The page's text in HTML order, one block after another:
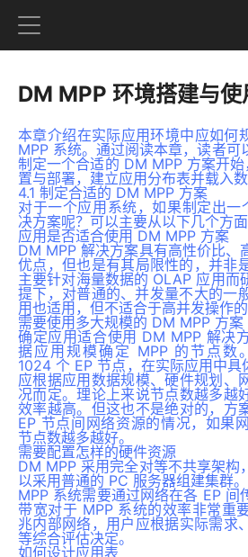
DM MPP 环境搭建与使
本章介绍在实际应用环境中应如何
MPP 系统。通过阅读本章，读者可
制定一个合适的 DM MPP 方案开
置与部署，建立应用分布表并载入数
4.1 制定合适的 DM MPP 方案
对于一个应用系统，如果制定出
决方案呢？可以主要从以下几个方面
应用是否适合使用 DM MPP 方案
DM MPP 解决方案具有高性价比、
优点，但也是有其局限性的，并非
主要针对海量数据的 OLAP 应用而
提下，对普通的、并发量不大的一
用也适用，但不适合于高并发操作的
需要使用多大规模的 DM MPP 方案
确定应用适合使用 DM MPP 解决
据应用规模确定 MPP 的节点数
1024 个 EP 节点，在实际应用中具
应根据应用数据规模、硬件规划、
况而定。理论上来说节点数越多越
效率越高。但这也不是绝对的，方
EP 节点间网络资源的情况，如果
节点数越多越好。
需要配置怎样的硬件资源
DM MPP 采用完全对等不共享架构
以采用普通的 PC 服务器组建集群
MPP 系统需要通过网络在各 EP 间
带宽对于 MPP 系统的效率非常重
兆内部网络，用户应根据实际需求
等综合评估决定。
如何设计应用表